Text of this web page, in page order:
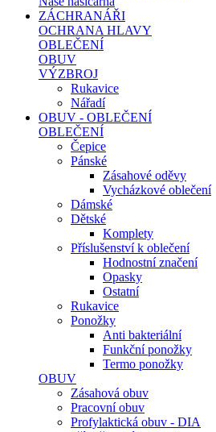
ZÁCHRANÁŘI
OCHRANA HLAVY
OBLEČENÍ
OBUV
VÝZBROJ
Rukavice
Nářadí
OBUV - OBLEČENÍ
OBLEČENÍ
Čepice
Pánské
Zásahové oděvy
Vycházkové oblečení
Dámské
Dětské
Komplety
Příslušenství k oblečení
Hodnostní značení
Opasky
Ostatní
Rukavice
Ponožky
Anti bakteriální
Funkční ponožky
Termo ponožky
OBUV
Zásahová obuv
Pracovní obuv
Profylaktická obuv - DIA